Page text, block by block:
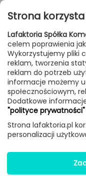
Przejdź do treści
Meble
Meble
Strona
Lafaktoria Spółka
celem poprawienia
Wykorzystujemy pliki
reklam, tworzenia
reklam do potrzeb
informacje możemy
społecznościowym,
Dodatkowe
"polityce prywatności"
Strona lafaktoria.pl
personalizacji